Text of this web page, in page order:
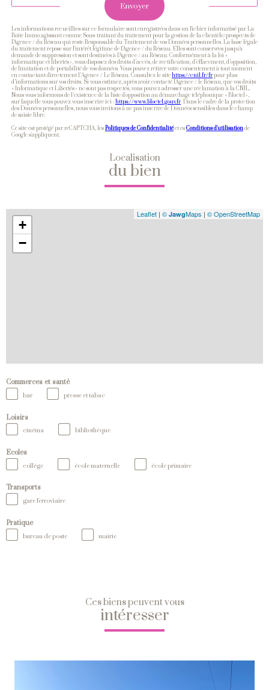
Envoyer
Les informations recueillies sur ce formulaire sont enregistrées dans un fichier informatisé par La
Boite Immo agissant comme Sous-traitant du traitement pour la gestion de la clientèle/prospects de
l'Agence / du Réseau qui reste Responsable du Traitement de vos Données personnelles. La base légale
du traitement repose sur l'intérêt légitime de l'Agence / du Réseau. Elles sont conservées jusqu'à
demande de suppression et sont destinées à l'Agence / au Réseau. Conformément à la loi «
informatique et libertés », vous disposez des droits d’accès, de rectification, d’effacement, d’opposition,
de limitation et de portabilité de vos données. Vous pouvez retirer votre consentement à tout moment
en contactant directement l’Agence / Le Réseau. Consultez le sitehttps://cnil.fr/frpour plus
d’informations sur vos droits. Si vous estimez, après avoir contacté l'Agence / le Réseau, que vos droits
« Informatique et Libertés » ne sont pas respectés, vous pouvez adresser une réclamation à la CNIL.
Nous vous informons de l’existence de la liste d'opposition au démarchage téléphonique « Bloctel »,
sur laquelle vous pouvez vous inscrire ici :https://www.bloctel.gouv.fr. Dans le cadre de la protection
des Données personnelles, nous vous invitons à ne pas inscrire de Données sensibles dans le champ
de saisie libre.
Ce site est protégé par reCAPTCHA, lesPolitiques de Confidentialitéet esConditions d'utilisationde
Google s'appliquent.
Localisation
du bien
+
−
Leaflet | © JawgMaps | © OpenStreetMap
Commerces et santé
bar presse et tabac
Loisirs
cinéma bibliothèque
Ecoles
collège école maternelle école primaire
Transports
gare ferroviaire
Pratique
bureau de poste mairie
Ces biens peuvent vous
intéresser